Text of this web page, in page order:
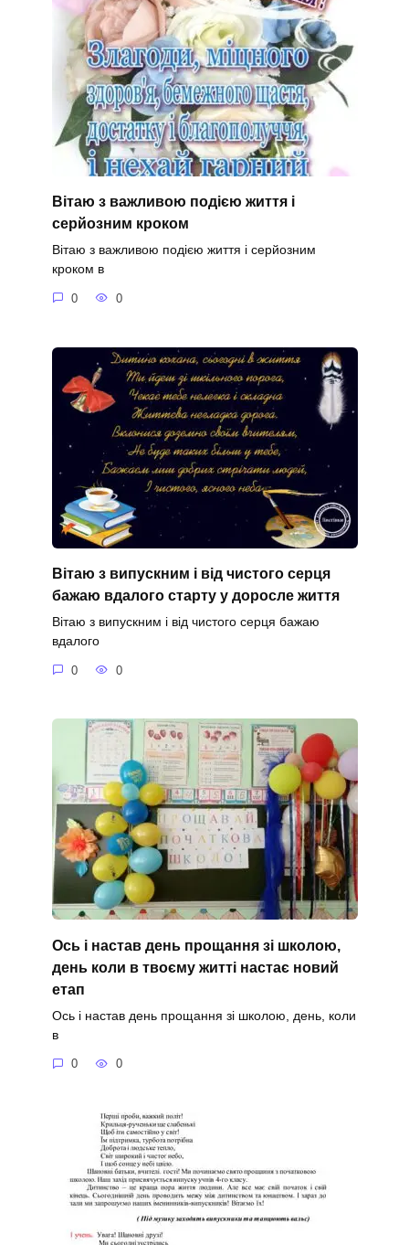
Вітаю з важливою подією життя і
серйозним кроком
Вітаю з важливою подією життя і серйозним
кроком в
0 0
Вітаю з випускним і від чистого серця
бажаю вдалого старту у доросле життя
Вітаю з випускним і від чистого серця бажаю
вдалого
0 0
Ось і настав день прощання зі школою,
день коли в твоєму житті настає новий
етап
Ось і настав день прощання зі школою, день, коли
в
0 0